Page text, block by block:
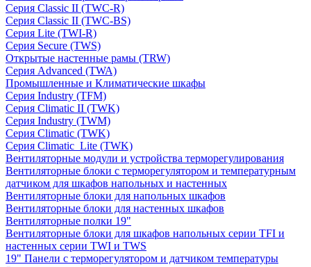
Серия Classic II (TWC-R)
Серия Classic II (TWC-BS)
Серия Lite (TWI-R)
Серия Secure (TWS)
Открытые настенные рамы (TRW)
Серия Advanced (TWA)
Промышленные и Климатические шкафы
Серия Industry (TFM)
Серия Climatic II (TWK)
Серия Industry (TWM)
Серия Climatic (TWK)
Серия Climatic_Lite (TWK)
Вентиляторные модули и устройства терморегулирования
Вентиляторные блоки с терморегулятором и температурным
датчиком для шкафов напольных и настенных
Вентиляторные блоки для напольных шкафов
Вентиляторные блоки для настенных шкафов
Вентиляторные полки 19"
Вентиляторные блоки для шкафов напольных серии TFI и
настенных серии TWI и TWS
19" Панели с терморегулятором и датчиком температуры